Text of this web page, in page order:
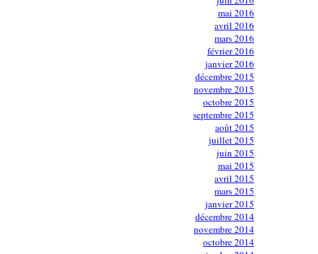
mai 2016
avril 2016
mars 2016
février 2016
janvier 2016
décembre 2015
novembre 2015
octobre 2015
septembre 2015
août 2015
juillet 2015
juin 2015
mai 2015
avril 2015
mars 2015
janvier 2015
décembre 2014
novembre 2014
octobre 2014